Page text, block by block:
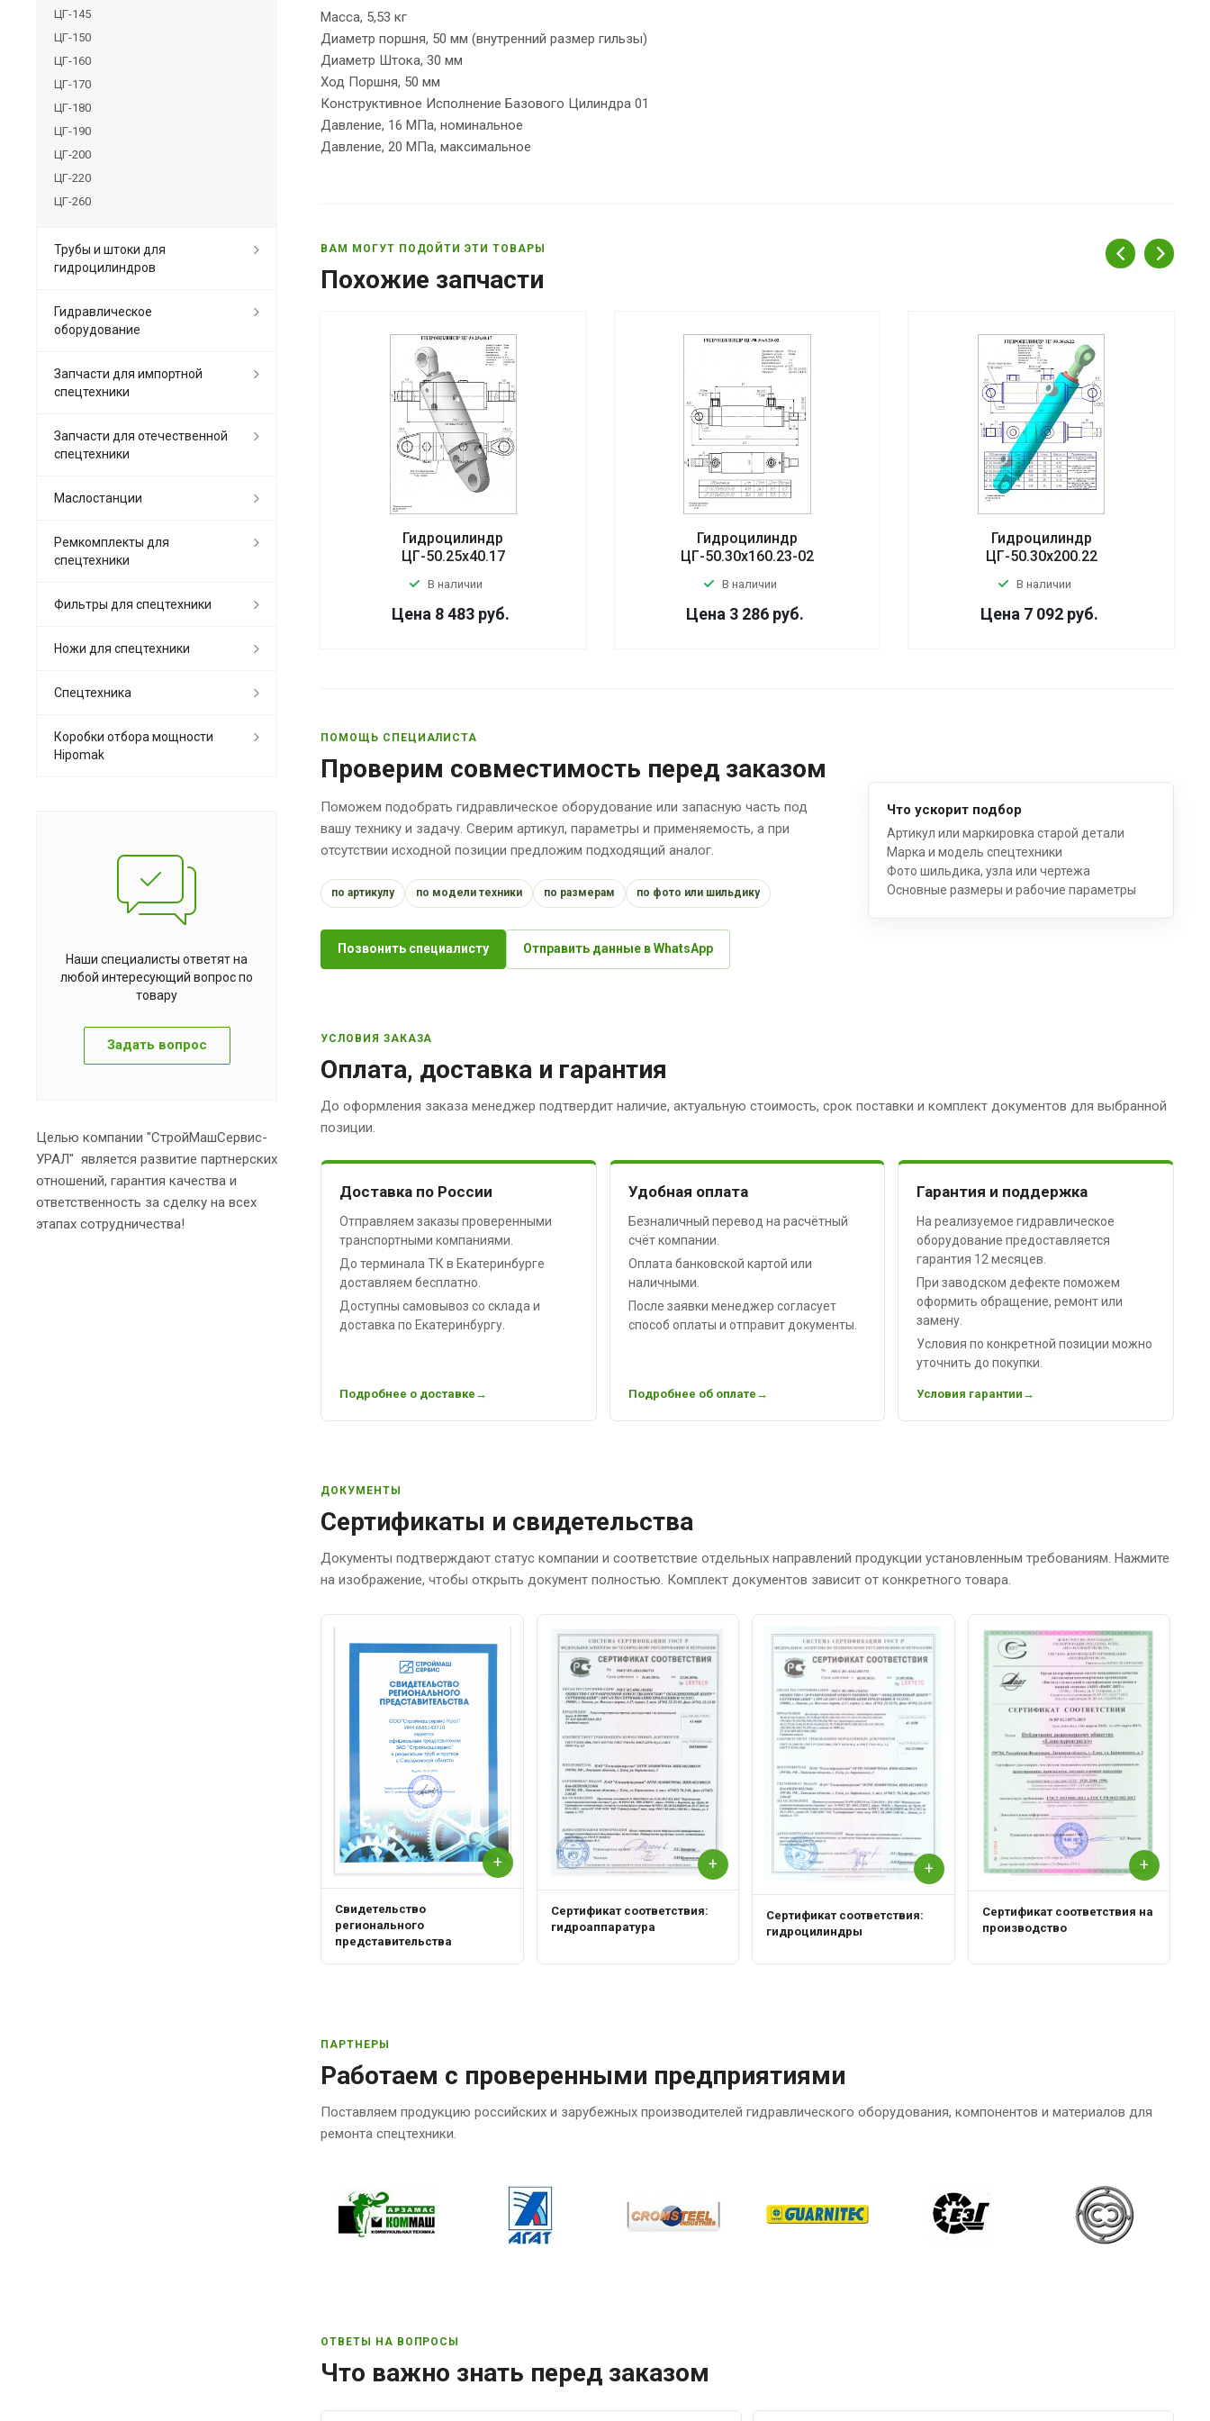
Масса, 5,53 кг
Диаметр поршня, 50 мм (внутренний размер гильзы)
Диаметр Штока, 30 мм
Ход Поршня, 50 мм
Конструктивное Исполнение Базового Цилиндра 01
Давление, 16 МПа, номинальное
Давление, 20 МПа, максимальное
ВАМ МОГУТ ПОДОЙТИ ЭТИ ТОВАРЫ
Похожие запчасти
Гидроцилиндр
ЦГ-50.25х40.17
В наличии
Цена 8 483 руб.
Гидроцилиндр
ЦГ-50.30х160.23-02
В наличии
Цена 3 286 руб.
Гидроцилиндр
ЦГ-50.30х200.22
В наличии
Цена 7 092 руб.
ПОМОЩЬ СПЕЦИАЛИСТА
Проверим совместимость перед заказом
Поможем подобрать гидравлическое оборудование или запасную часть под
вашу технику и задачу. Сверим артикул, параметры и применяемость, а при
отсутствии исходной позиции предложим подходящий аналог.
по артикулу по модели техники по размерам по фото или шильдику
Позвонить специалисту Отправить данные в WhatsApp
Что ускорит подбор
Артикул или маркировка старой детали
Марка и модель спецтехники
Фото шильдика, узла или чертежа
Основные размеры и рабочие параметры
УСЛОВИЯ ЗАКАЗА
Оплата, доставка и гарантия
До оформления заказа менеджер подтвердит наличие, актуальную стоимость, срок поставки и комплект документов для выбранной
позиции.
Доставка по России
Отправляем заказы проверенными
транспортными компаниями.
До терминала ТК в Екатеринбурге
доставляем бесплатно.
Доступны самовывоз со склада и
доставка по Екатеринбургу.
Подробнее о доставке
Удобная оплата
Безналичный перевод на расчётный
счёт компании.
Оплата банковской картой или
наличными.
После заявки менеджер согласует
способ оплаты и отправит документы.
Подробнее об оплате
Гарантия и поддержка
На реализуемое гидравлическое
оборудование предоставляется
гарантия 12 месяцев.
При заводском дефекте поможем
оформить обращение, ремонт или
замену.
Условия по конкретной позиции можно
уточнить до покупки.
Условия гарантии
ДОКУМЕНТЫ
Сертификаты и свидетельства
Документы подтверждают статус компании и соответствие отдельных направлений продукции установленным требованиям. Нажмите
на изображение, чтобы открыть документ полностью. Комплект документов зависит от конкретного товара.
+
Свидетельство
регионального
представительства
+
Сертификат соответствия:
гидроаппаратура
+
Сертификат соответствия:
гидроцилиндры
+
Сертификат соответствия на
производство
ПАРТНЕРЫ
Работаем с проверенными предприятиями
Поставляем продукцию российских и зарубежных производителей гидравлического оборудования, компонентов и материалов для
ремонта спецтехники.
ОТВЕТЫ НА ВОПРОСЫ
Что важно знать перед заказом
ЦГ-145
ЦГ-150
ЦГ-160
ЦГ-170
ЦГ-180
ЦГ-190
ЦГ-200
ЦГ-220
ЦГ-260
Трубы и штоки для
гидроцилиндров
Гидравлическое
оборудование
Запчасти для импортной
спецтехники
Запчасти для отечественной
спецтехники
Маслостанции
Ремкомплекты для
спецтехники
Фильтры для спецтехники
Ножи для спецтехники
Спецтехника
Коробки отбора мощности
Hipomak
Наши специалисты ответят на
любой интересующий вопрос по
товару
Задать вопрос
Целью компании "СтройМашСервис-
УРАЛ" является развитие партнерских
отношений, гарантия качества и
ответственность за сделку на всех
этапах сотрудничества!